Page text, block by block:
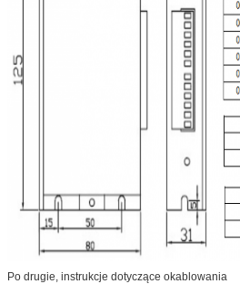
Po drugie, instrukcje dotyczące okablowania